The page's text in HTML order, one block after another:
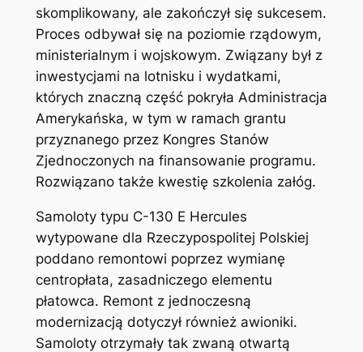
skomplikowany, ale zakończył się sukcesem.
Proces odbywał się na poziomie rządowym,
ministerialnym i wojskowym. Związany był z
inwestycjami na lotnisku i wydatkami,
których znaczną część pokryła Administracja
Amerykańska, w tym w ramach grantu
przyznanego przez Kongres Stanów
Zjednoczonych na finansowanie programu.
Rozwiązano także kwestię szkolenia załóg.
Samoloty typu C-130 E Hercules
wytypowane dla Rzeczypospolitej Polskiej
poddano remontowi poprzez wymianę
centropłata, zasadniczego elementu
płatowca. Remont z jednoczesną
modernizacją dotyczył również awioniki.
Samoloty otrzymały tak zwaną otwartą